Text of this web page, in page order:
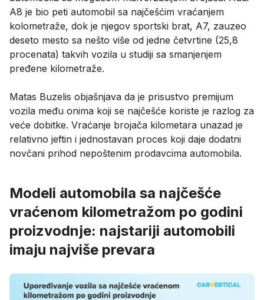
A8 je bio peti automobil sa najčešćim vraćanjem
kolometraže, dok je njegov sportski brat, A7, zauzeo
deseto mesto sa nešto više od jedne četvrtine (25,8
procenata) takvih vozila u studiji sa smanjenjem
pređene kilometraže.
Matas Buzelis objašnjava da je prisustvo premijum
vozila među onima koji se najčešće koriste je razlog za
veće dobitke. Vraćanje brojača kilometara unazad je
relativno jeftin i jednostavan proces koji daje dodatni
novčani prihod nepoštenim prodavcima automobila.
Modeli automobila sa najčešće
vraćenom kilometražom po godini
proizvodnje: najstariji automobili
imaju najviše prevara